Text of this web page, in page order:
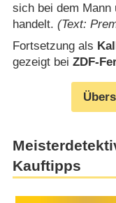
sich bei dem Mann
handelt. (Text:
Fortsetzung als
gezeigt bei ZDF-
Kauftipps